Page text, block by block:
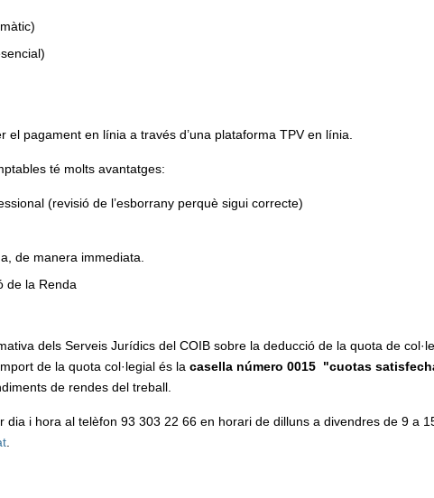
pagament en línia a través d’una plataforma TPV en línia.
té molts avantatges:
(revisió de l’esborrany perquè sigui correcte)
de manera immediata.
de la Renda
dels Serveis Jurídics del COIB sobre la deducció de la quota de
de la quota col·legial és la casella número 0015 "cuotas
de rendes del treball.
i hora al telèfon 93 303 22 66 en horari de dilluns a divendres de 9 a